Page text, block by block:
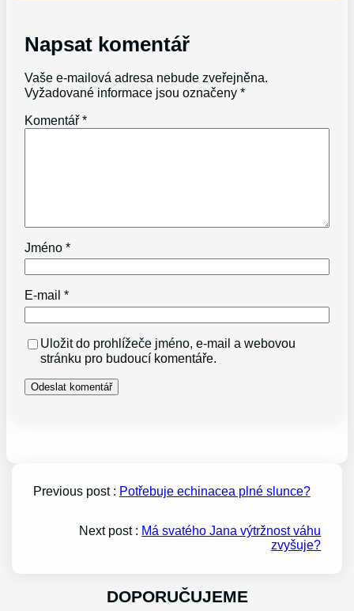
Napsat komentář
Vaše e-mailová adresa nebude zveřejněna.
Vyžadované informace jsou označeny*
Komentář*
Jméno*
E-mail*
Uložit do prohlížeče jméno, e-mail a webovou
stránku pro budoucí komentáře.
Previous post : Potřebuje echinacea plné slunce?
Next post : Má svatého Jana výtržnost váhu
zvyšuje?
DOPORUČUJEME